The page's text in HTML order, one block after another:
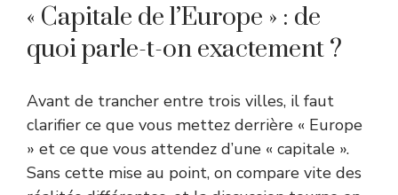
« Capitale de l’Europe » : de
quoi parle-t-on exactement ?
Avant de trancher entre trois villes, il faut
clarifier ce que vous mettez derrière « Europe
» et ce que vous attendez d’une « capitale ».
Sans cette mise au point, on compare vite des